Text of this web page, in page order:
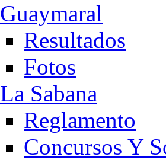
Guaymaral
Resultados
Fotos
La Sabana
Reglamento
Concursos Y